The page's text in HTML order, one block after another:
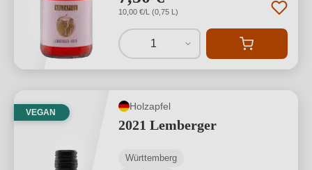
10,00 €/L (0,75 L)
1
VEGAN
Holzapfel
2021 Lemberger
Württemberg